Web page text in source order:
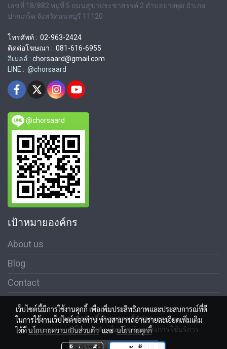
เลขที่ 18/882 หมู่ที่ 5 ถนนสุขาประชาสรรค์ 2 ตำบลบางพูด อำเภอ
ปากเกร็ด จังหวัดนนทบุรี 11120
โทรศัพท์ : 02-963-2424
ติดต่อโฆษณา : 081-616-6955
อีเมลล์ : chorsaard@gmail.com
LINE : @chorsaard
@chorsaard
เป้าหมายองค์กร
About us
Blog
Contact
สงวนลิขสิทธิ์ © สมาคมสื่อช่อสะอาด
นโนบายความเป็นส่วนตัว เงื่อนไขข้อตกลงการใช้บริการ
ผู้เข้าชมวันนี้ 3,418
เว็บไซต์นี้มีการใช้งานคุกกี้ เพื่อเพิ่มประสิทธิภาพและประสบการณ์ที่ดี
ในการใช้งานเว็บไซต์ของท่าน ท่านสามารถอ่านรายละเอียดเพิ่มเติม
ได้ที่นโยบายความเป็นส่วนตัวและนโยบายคุกกี้